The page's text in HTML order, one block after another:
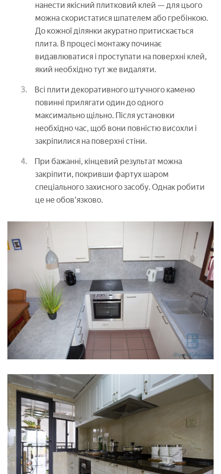
нанести якісний плитковий клей — для цього
можна скористатися шпателем або гребінкою.
До кожної ділянки акуратно притискається
плита. В процесі монтажу починає
видавлюватися і проступати на поверхні клей,
який необхідно тут же видаляти.
Всі плити декоративного штучного каменю
повинні прилягати один до одного
максимально щільно. Після установки
необхідно час, щоб вони повністю висохли і
закріпилися на поверхні стіни.
При бажанні, кінцевий результат можна
закріпити, покривши фартух шаром
спеціального захисного засобу. Однак робити
це не обов'язково.